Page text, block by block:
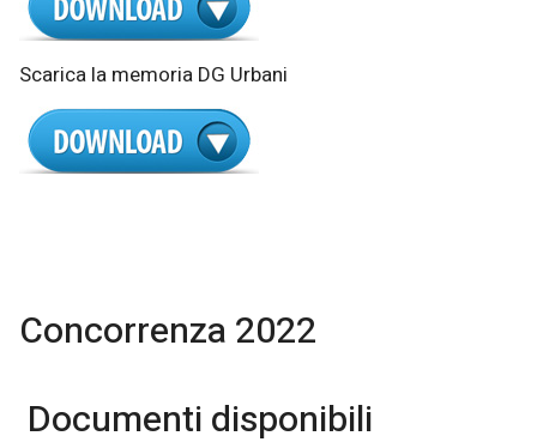
Scarica la memoria DG Urbani
Concorrenza 2022
Documenti disponibili